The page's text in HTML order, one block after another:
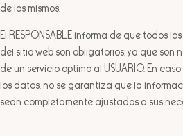
de los mismos.
El RESPONSABLE informa de que todos
del sitio web son obligatorios, ya que son
de un servicio óptimo al USUARIO. En
los datos, no se garantiza que la
sean completamente ajustados a sus